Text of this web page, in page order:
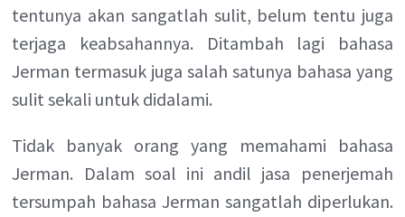
tentunya akan sangatlah sulit, belum tentu juga
terjaga keabsahannya. Ditambah lagi bahasa
Jerman termasuk juga salah satunya bahasa yang
sulit sekali untuk didalami.
Tidak banyak orang yang memahami bahasa
Jerman. Dalam soal ini andil jasa penerjemah
tersumpah bahasa Jerman sangatlah diperlukan.